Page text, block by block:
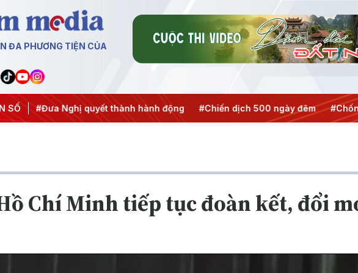
ĐA PHƯƠNG TIỆN CỦA
SỐ thành hành động #Chiến dịch 500 ngày đêm #Chống khai thác IUU
Chí Minh tiếp tục đoàn kết, đổi